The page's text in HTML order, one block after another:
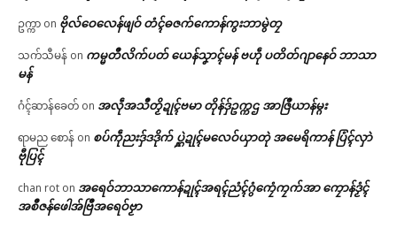
ဥက္ကာ on ဗိုလ်ဝေလေန်ဖျဝ် တံၚ်ဓဇက်ကောန်ကွးဘာမွဲတၠ
သက်သီမန် on ကမ္မတဳလိက်ပတ် ယေန်သၞာၚ်မန် ဗဟဵု ပတိတ်ဂျာနေဝ် ဘာသာ
မန်
ဂံၚ်ဆာန်ခေတ် on အလဵုအသဳတၟိဍုၚ်ဗမာ တိုန်ဒှ်ဥက္ကဌ အာဇြဳယာန်မ္ဂး
ရာမည စောန် on စပ်ကဵုညးဒှ်ဒဒိုက် ပ္ဋဲဍုၚ်မလေဝ်ယှာတုဲ အမေရိကာန် ပြံၚ်လှာဲ
ဗီုပြၚ်
chan rot on အရေဝ်ဘာသာကောန်ဍုၚ်အရၚ်ညံၚ်ဂွံကၠေံကၠက်အာ ကၠောန်ဒၟံၚ်
အစဳဇန်ဖေါအ်ဗြဳအရေဝ်ဗၟာ